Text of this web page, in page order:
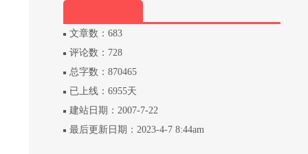
文章数：683
评论数：728
总字数：870465
已上线：6955天
建站日期：2007-7-22
最后更新日期：2023-4-7 8:44am